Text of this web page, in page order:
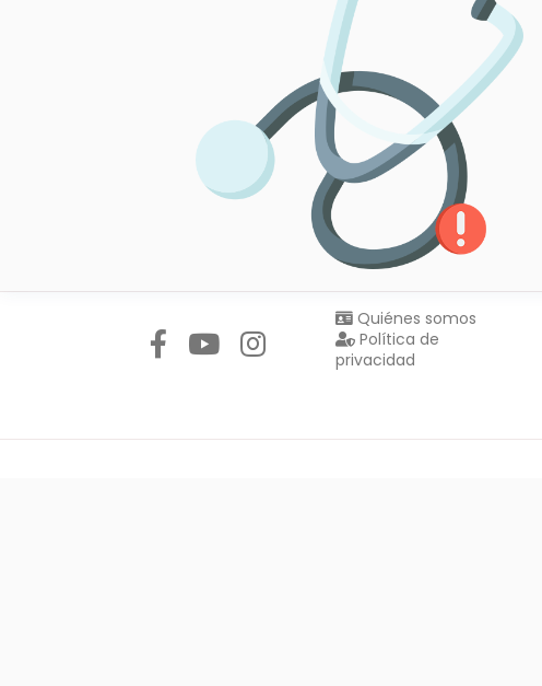
Quiénes somos
Política de
privacidad